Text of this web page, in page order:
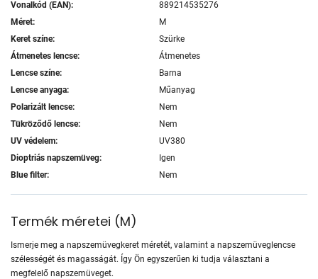
Vonalkód (EAN):
889214535276
Méret:
M
Keret színe:
Szürke
Átmenetes lencse:
Átmenetes
Lencse színe:
Barna
Lencse anyaga:
Műanyag
Polarizált lencse:
Nem
Tükröződő lencse:
Nem
UV védelem:
UV380
Dioptriás napszemüveg:
Igen
Blue filter:
Nem
Termék méretei (M)
Ismerje meg a napszemüvegkeret méretét, valamint a napszemüveglencse
szélességét és magasságát. Így Ön egyszerűen ki tudja választani a
megfelelő napszemüveget.